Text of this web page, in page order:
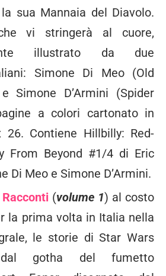
sua Mannaia del Diavolo.
vi stringerà al cuore,
illustrato da due
Simone Di Meo (Old
Simone D’Armini (Spider
a colori cartonato in
Contiene Hillbilly: Red-
From Beyond #1/4 di Eric
Di Meo e Simone D’Armini.
(volume 1) al costo
la prima volta in Italia nella
le storie di Star Wars
dal gotha del fumetto